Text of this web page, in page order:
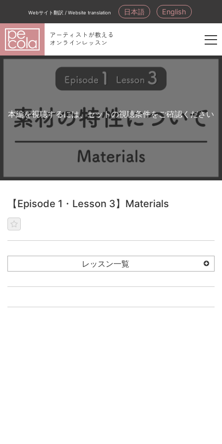
Webサイト翻訳 / Website translation 日本語 English
アーティストが教える
オンラインレッスン
新
録
本編を視聴するには、セットの視聴条件をご確認ください
【Episode 1・Lesson 3】Materials
レッスン一覧